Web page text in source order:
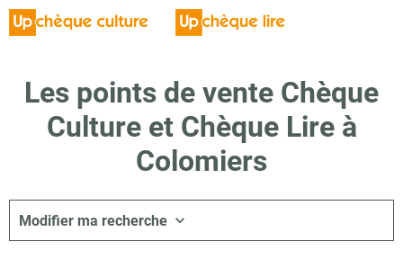
Les points de vente Chèque
Culture et Chèque Lire à
Colomiers
Modifier ma recherche